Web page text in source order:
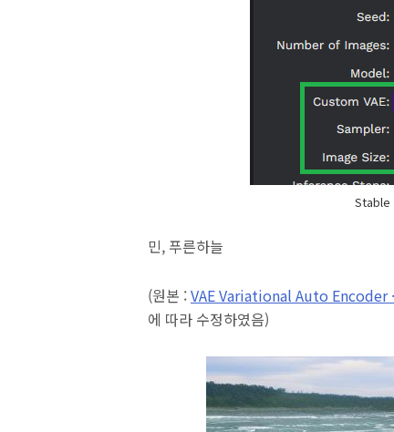
Stable
민, 푸른하늘
(원본 :VAE Variational Auto
에 따라 수정하였음)